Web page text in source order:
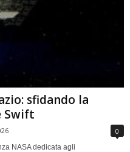
sfidando la
Swift
0
NASA dedicata agli